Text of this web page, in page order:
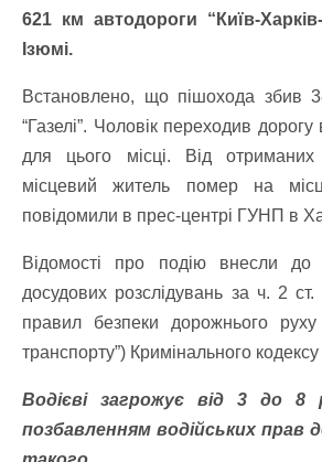
621 км автодороги “Київ-
Ізюмі.
Встановлено, що пішохода збив
“Газелі”. Чоловік переходив
для цього місці. Від
місцевий житель помер на
повідомили в прес-центрі ГУНП в
Відомості про подію внесли до
досудових розслідувань за ч. 2
правил безпеки дорожнього руху
транспорту”) Кримінального кодексу
Водієві загрожує від 3 до 8
позбавленням водійських прав